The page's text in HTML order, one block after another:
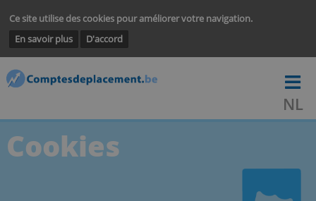
Ce site utilise des cookies pour améliorer votre navigation.
En savoir plus
D'accord
Cookies